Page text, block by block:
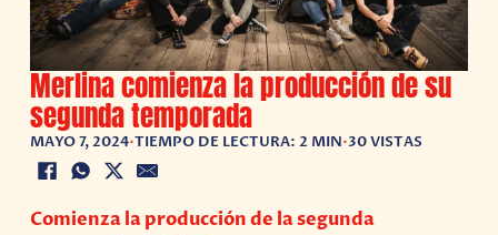
Merlina comienza la producción de su
segunda temporada
MAYO 7, 2024•TIEMPO DE LECTURA: 2 MIN•30 VISTAS
Comienza la producción de la segunda